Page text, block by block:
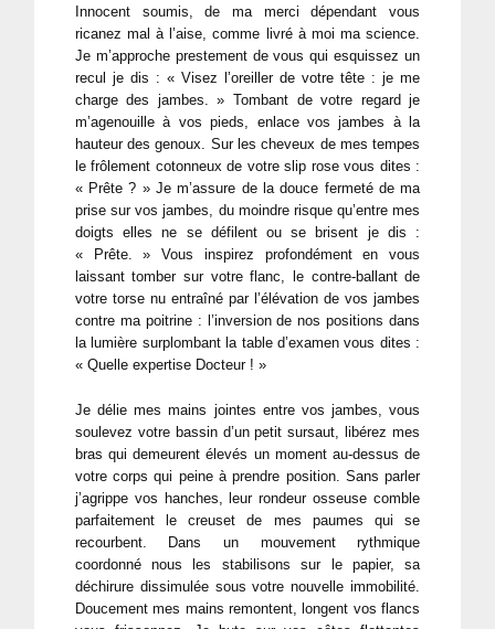
Innocent soumis, de ma merci dépendant vous
ricanez mal à l’aise, comme livré à moi ma science.
Je m’approche prestement de vous qui esquissez un
recul je dis : « Visez l’oreiller de votre tête : je me
charge des jambes. » Tombant de votre regard je
m’agenouille à vos pieds, enlace vos jambes à la
hauteur des genoux. Sur les cheveux de mes tempes
le frôlement cotonneux de votre slip rose vous dites :
« Prête ? » Je m’assure de la douce fermeté de ma
prise sur vos jambes, du moindre risque qu’entre mes
doigts elles ne se défilent ou se brisent je dis :
« Prête. » Vous inspirez profondément en vous
laissant tomber sur votre flanc, le contre-ballant de
votre torse nu entraîné par l’élévation de vos jambes
contre ma poitrine : l’inversion de nos positions dans
la lumière surplombant la table d’examen vous dites :
« Quelle expertise Docteur ! »
Je délie mes mains jointes entre vos jambes, vous
soulevez votre bassin d’un petit sursaut, libérez mes
bras qui demeurent élevés un moment au-dessus de
votre corps qui peine à prendre position. Sans parler
j’agrippe vos hanches, leur rondeur osseuse comble
parfaitement le creuset de mes paumes qui se
recourbent. Dans un mouvement rythmique
coordonné nous les stabilisons sur le papier, sa
déchirure dissimulée sous votre nouvelle immobilité.
Doucement mes mains remontent, longent vos flancs